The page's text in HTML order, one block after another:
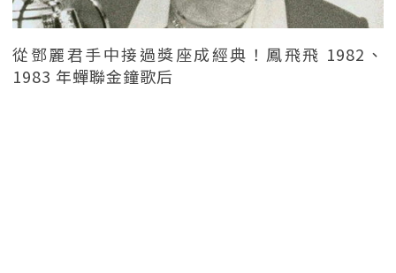
從鄧麗君手中接過獎座成經典！鳳飛飛 1982、
1983 年蟬聯金鐘歌后